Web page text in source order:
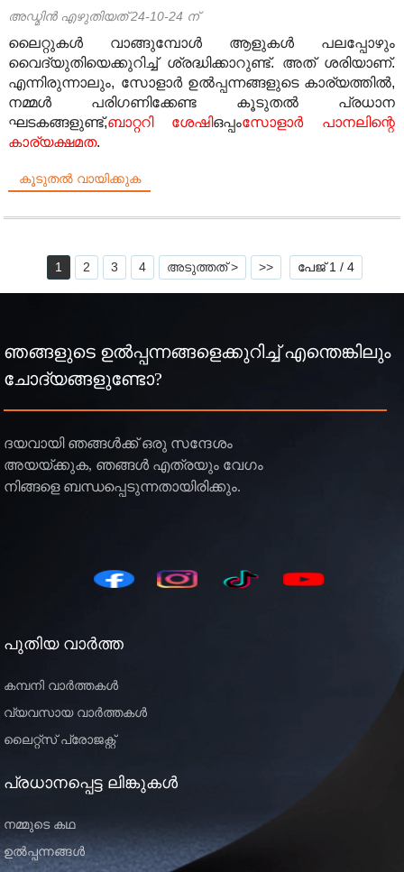
അഡ്മിൻ എഴുതിയത് 24-10-24 ന്
ലൈറ്റുകൾ വാങ്ങുമ്പോൾ ആളുകൾ പലപ്പോഴും
വൈദ്യുതിയെക്കുറിച്ച് ശ്രദ്ധിക്കാറുണ്ട്. അത് ശരിയാണ്.
എന്നിരുന്നാലും, സോളാർ ഉൽപ്പന്നങ്ങളുടെ കാര്യത്തിൽ,
നമ്മൾ പരിഗണിക്കേണ്ട കൂടുതൽ പ്രധാന
ഘടകങ്ങളുണ്ട്,ബാറ്ററി ശേഷിഒപ്പംസോളാർ പാനലിന്റെ
കാര്യക്ഷമത.
കൂടുതൽ വായിക്കുക
1 2 3 4 അടുത്തത് > >> പേജ് 1 / 4
ഞങ്ങളുടെ ഉൽപ്പന്നങ്ങളെക്കുറിച്ച് എന്തെങ്കിലും
ചോദ്യങ്ങളുണ്ടോ?
ദയവായി ഞങ്ങൾക്ക് ഒരു സന്ദേശം
അയയ്ക്കുക, ഞങ്ങൾ എത്രയും വേഗം
നിങ്ങളെ ബന്ധപ്പെടുന്നതായിരിക്കും.
പുതിയ വാർത്ത
കമ്പനി വാർത്തകൾ
വ്യവസായ വാർത്തകൾ
ലൈറ്റ്സ് പ്രോജക്റ്റ്
പ്രധാനപ്പെട്ട ലിങ്കുകൾ
നമ്മുടെ കഥ
ഉൽപ്പന്നങ്ങൾ